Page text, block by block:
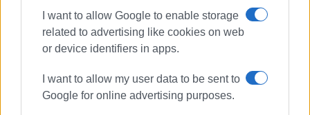
I want to allow Google to enable storage
related to advertising like cookies on web
or device identifiers in apps.
I want to allow my user data to be sent to
Google for online advertising purposes.
Από κινητό:210 6261000
Olympic Air:
Από κινητό:210 3550500